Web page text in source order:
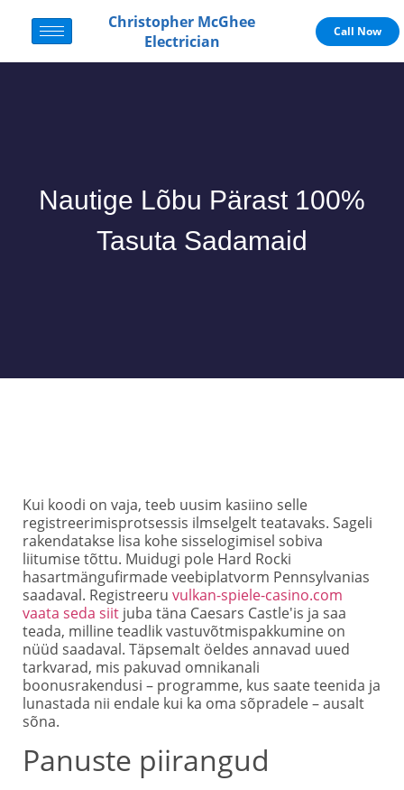
Christopher McGhee
Electrician
Call Now
Nautige Lõbu Pärast 100%
Tasuta Sadamaid
Kui koodi on vaja, teeb uusim kasiino selle
registreerimisprotsessis ilmselgelt teatavaks. Sageli
rakendatakse lisa kohe sisselogimisel sobiva
liitumise tõttu. Muidugi pole Hard Rocki
hasartmängufirmade veebiplatvorm Pennsylvanias
saadaval. Registreeru vulkan-spiele-casino.com
vaata seda siit juba täna Caesars Castle'is ja saa
teada, milline teadlik vastuvõtmispakkumine on
nüüd saadaval. Täpsemalt öeldes annavad uued
tarkvarad, mis pakuvad omnikanali
boonusrakendusi – programme, kus saate teenida ja
lunastada nii endale kui ka oma sõpradele – ausalt
sõna.
Panuste piirangud